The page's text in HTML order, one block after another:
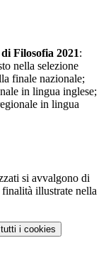
Filosofia 2021:
nella selezione
finale nazionale;
in lingua inglese;
in lingua
si avvalgono di
illustrate nella
i cookies